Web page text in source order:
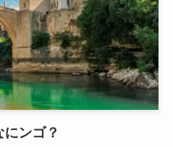
ンゴ？